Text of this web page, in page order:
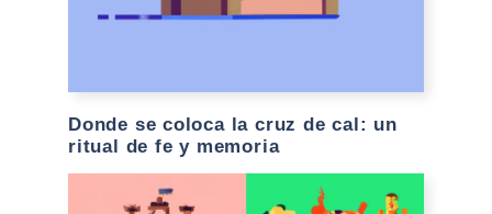
Donde se coloca la cruz de cal: un
ritual de fe y memoria